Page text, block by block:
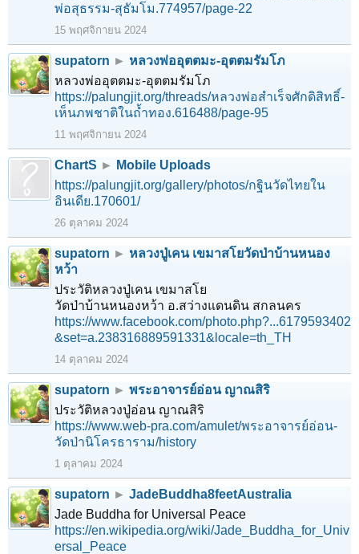
พ่อสุธรรม-สุธัมโม.774957/page-22
15 พฤศจิกายน 2024
supatorn ► หลวงพ่ออุตตมะ-อุตตมรัมโภ
หลวงพ่ออุตตมะ-อุตตมรัมโภ
https://palungjit.org/threads/หลวงพ่อสำเร็จศักดิสิทธิ์-
เห็นภพชาติในถ้ำทอง.616488/page-95
11 พฤศจิกายน 2024
ChartS ► Mobile Uploads
https://palungjit.org/gallery/photos/กฐินวัดไทยใน
อินเดีย.170601/
26 ตุลาคม 2024
supatorn ► หลวงปู่เคน เขมาสโยวัดป่าบ้านหนอง
หว้า
ประวัติหลวงปู่เคน เขมาสโย
วัดป่าบ้านหนองหว้า อ.สว่างแดนดิน สกลนคร
https://www.facebook.com/photo.php?...6179593402
&set=a.238316889591331&locale=th_TH
14 ตุลาคม 2024
supatorn ► พระอาจารย์อ่อน ญาณสิริ
ประวัติหลวงปู่อ่อน ญาณสิริ
https://www.web-pra.com/amulet/พระอาจารย์อ่อน-
วัดป่านิโครธาราม/history
1 ตุลาคม 2024
supatorn ► JadeBuddha8feetAustralia
Jade Buddha for Universal Peace
https://en.wikipedia.org/wiki/Jade_Buddha_for_Univ
ersal_Peace